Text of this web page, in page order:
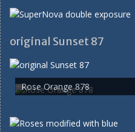
original Sunset 87
Rose Orange 878